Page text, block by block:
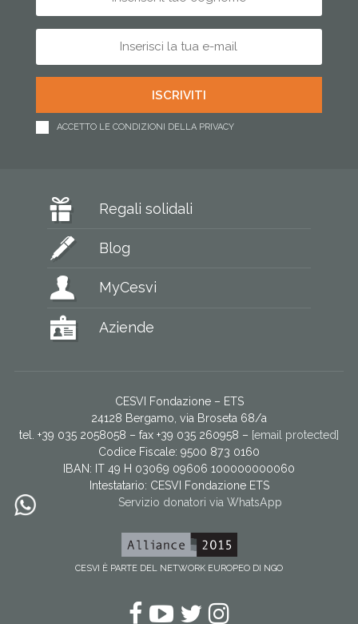
ACCETTO LE CONDIZIONI DELLA PRIVACY
Regali solidali
Blog
MyCesvi
Aziende
CESVI Fondazione – ETS
24128 Bergamo, via Broseta 68/a
tel. +39 035 2058058 – fax +39 035 260958 – [email protected]
Codice Fiscale: 9500 873 0160
IBAN: IT 49 H 03069 09606 100000000060
Intestatario: CESVI Fondazione ETS
Servizio donatori via WhatsApp
CESVI È PARTE DEL NETWORK EUROPEO DI NGO
Facebook
YouTube
Twitter
Instagram